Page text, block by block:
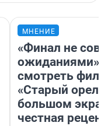
МНЕНИЕ
«Финал не
ожиданиями»:
смотреть
«Старый орел»
большом
честная